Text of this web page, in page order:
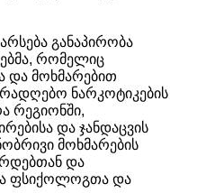
განაპირობა
რომელიც
და მოხმარებით
ნარკოტიკების
რეგიონში,
და ჯანდაცვის
მოხმარების
და
ფსიქოლოგთა და